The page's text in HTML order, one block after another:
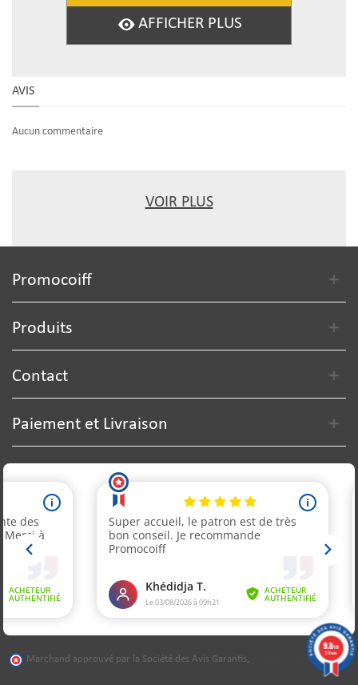
AFFICHER PLUS
AVIS
Aucun commentaire
VOIR PLUS
Promocoiff
Produits
Contact
Paiement et Livraison
Marchand approuvé par la Société des Avis Garantis, cliquez ici pour vérifier
9.8/10
376 avis